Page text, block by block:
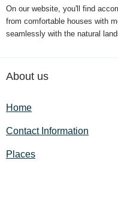
On our website, you'll find
from comfortable houses with
seamlessly with the natural
About us
Home
Contact Information
Places